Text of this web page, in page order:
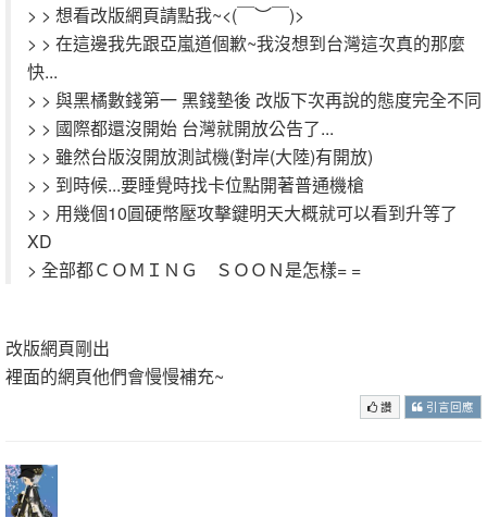
> > 想看改版網頁請點我~<(￣︶￣)>
> > 在這邊我先跟亞嵐道個歉~我沒想到台灣這次真的那麼
快...
> > 與黑橘數錢第一 黑錢墊後 改版下次再說的態度完全不同
> > 國際都還沒開始 台灣就開放公告了...
> > 雖然台版沒開放測試機(對岸(大陸)有開放)
> > 到時候...要睡覺時找卡位點開著普通機槍
> > 用幾個10圓硬幣壓攻擊鍵明天大概就可以看到升等了
XD
> 全部都ＣＯＭＩＮＧ ＳＯＯＮ是怎樣= =
改版網頁剛出
裡面的網頁他們會慢慢補充~
讚 引言回應